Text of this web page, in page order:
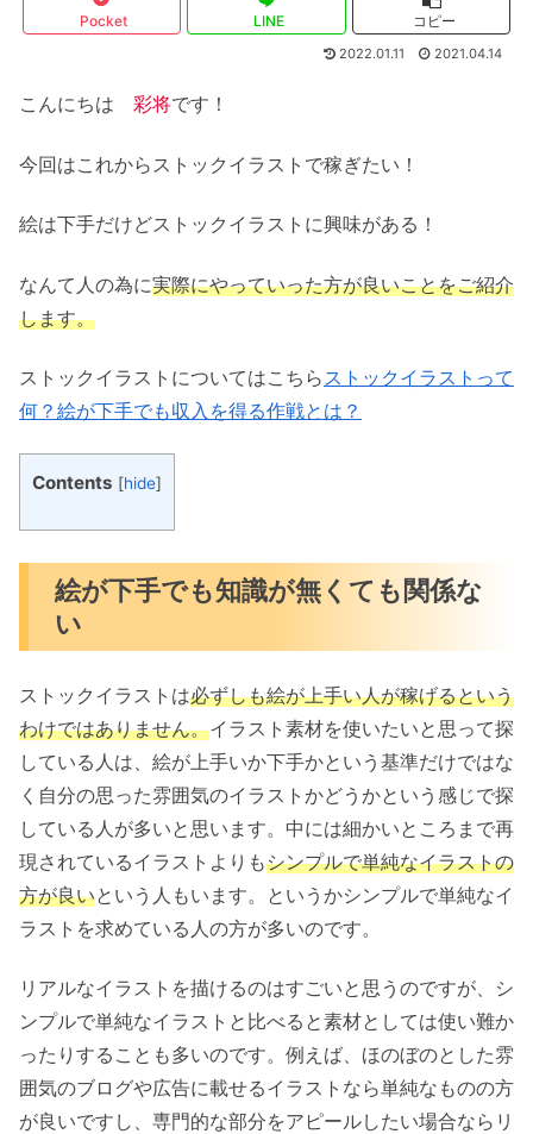
Pocket LINE コピー
2022.01.11 2021.04.14
こんにちは 彩将です！
今回はこれからストックイラストで稼ぎたい！
絵は下手だけどストックイラストに興味がある！
なんて人の為に実際にやっていった方が良いことをご紹介
します。
ストックイラストについてはこちらストックイラストって
何？絵が下手でも収入を得る作戦とは？
Contents [hide]
絵が下手でも知識が無くても関係な
い
ストックイラストは必ずしも絵が上手い人が稼げるという
わけではありません。イラスト素材を使いたいと思って探
している人は、絵が上手いか下手かという基準だけではな
く自分の思った雰囲気のイラストかどうかという感じで探
している人が多いと思います。中には細かいところまで再
現されているイラストよりもシンプルで単純なイラストの
方が良いという人もいます。というかシンプルで単純なイ
ラストを求めている人の方が多いのです。
リアルなイラストを描けるのはすごいと思うのですが、シ
ンプルで単純なイラストと比べると素材としては使い難か
ったりすることも多いのです。例えば、ほのぼのとした雰
囲気のブログや広告に載せるイラストなら単純なものの方
が良いですし、専門的な部分をアピールしたい場合ならリ